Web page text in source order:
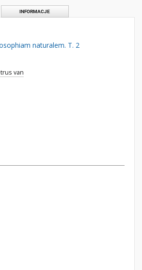
INFORMACJE
naturalem. T. 2
van